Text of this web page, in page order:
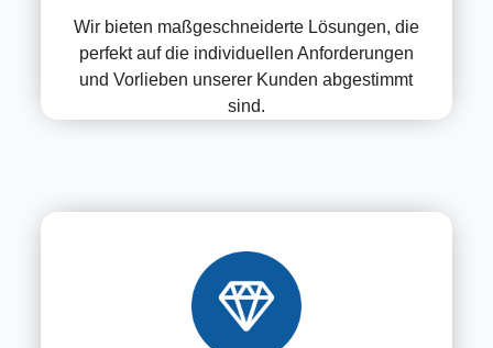
Wir bieten maßgeschneiderte Lösungen, die
perfekt auf die individuellen Anforderungen
und Vorlieben unserer Kunden abgestimmt
sind.